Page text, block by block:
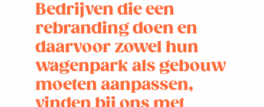
Bedrijven die een
rebranding doen en
daarvoor zowel hun
wagenpark als gebouw
moeten aanpassen,